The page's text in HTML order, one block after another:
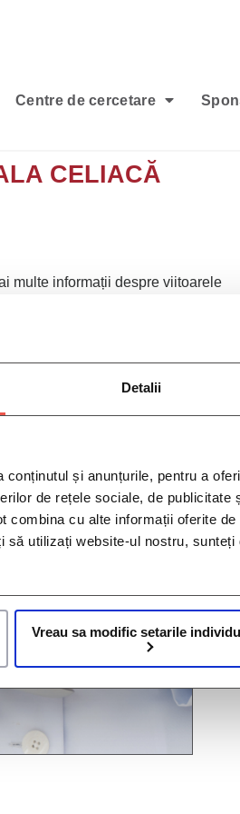
Detalii
și anunțurile, pentru a
de rețele sociale, de
combina cu alte informații oferite
să utilizați website-ul nostru,
Vreau sa modific setarile
Centre de cercetare
CELIACĂ
multe informații despre viitoarele
formular și veți fi printre primii